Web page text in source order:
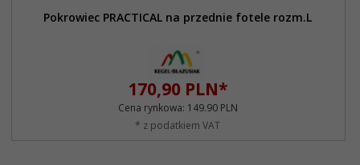
Pokrowiec PRACTICAL na przednie fotele rozm.L
170,90 PLN*
Cena rynkowa: 149.90 PLN
* z podatkiem VAT